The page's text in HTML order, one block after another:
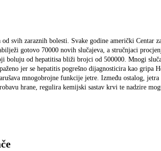
od svih zaraznih bolesti. Svake godine američki Centar
gotovo 70000 novih slučajeva, a stručnjaci
boluju od hepatitisa bliži brojci od 500000. Mnogi
jer se hepatitis pogrešno dijagnosticira kao gripa
mnogobrojne funkcije jetre. Između ostalog,
hrane, regulira kemijski sastav krvi te nadzire